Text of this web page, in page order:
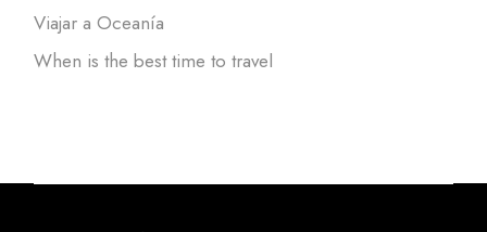
Viajar a Oceanía
When is the best time to travel